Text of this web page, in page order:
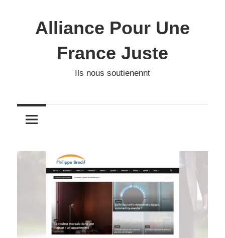
contentAlliance Pour Une
France Juste
Ils nous soutienennt